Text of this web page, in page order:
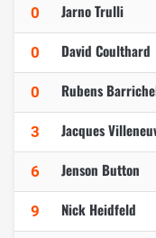
0 Jarno Trulli
0 David Coulthard
0 Rubens
3 Jacques
6 Jenson Button
9 Nick Heidfeld